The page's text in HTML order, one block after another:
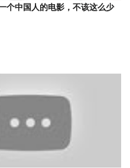
个中国人的电影，不该这么少